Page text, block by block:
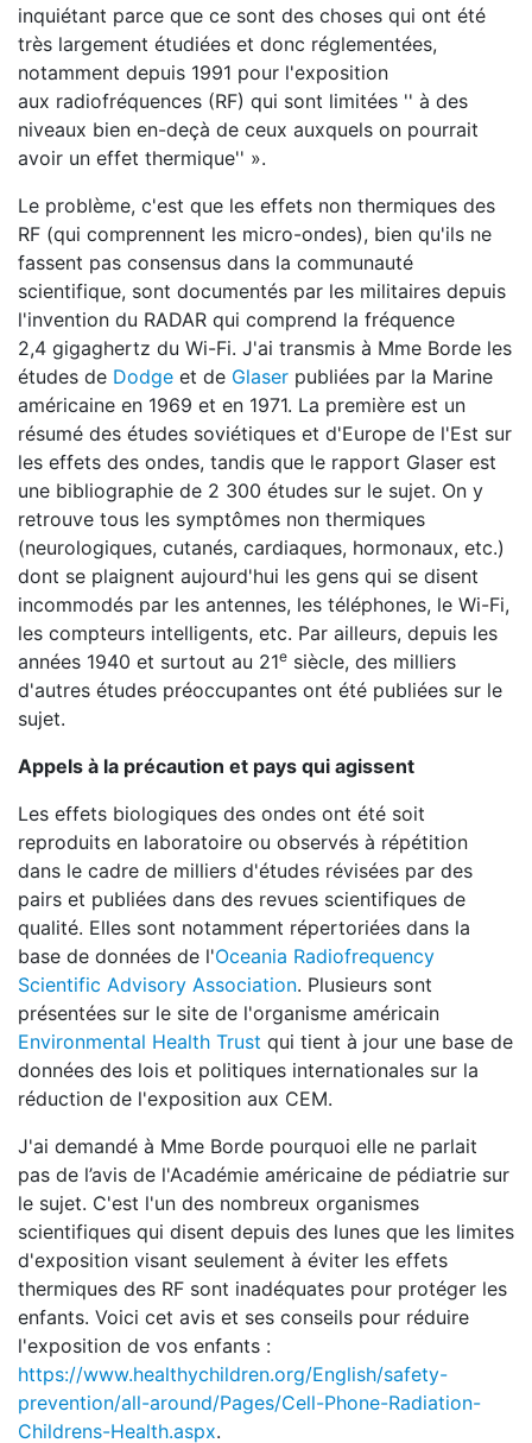
inquiétant parce que ce sont des choses qui ont été
très largement étudiées et donc réglementées,
notamment depuis 1991 pour l'exposition
aux radiofréquences (RF) qui sont limitées '' à des
niveaux bien en-deçà de ceux auxquels on pourrait
avoir un effet thermique'' ».
Le problème, c'est que les effets non thermiques des
RF (qui comprennent les micro-ondes), bien qu'ils ne
fassent pas consensus dans la communauté
scientifique, sont documentés par les militaires depuis
l'invention du RADAR qui comprend la fréquence
2,4 gigaghertz du Wi-Fi. J'ai transmis à Mme Borde les
études de Dodge et de Glaser publiées par la Marine
américaine en 1969 et en 1971. La première est un
résumé des études soviétiques et d'Europe de l'Est sur
les effets des ondes, tandis que le rapport Glaser est
une bibliographie de 2 300 études sur le sujet. On y
retrouve tous les symptômes non thermiques
(neurologiques, cutanés, cardiaques, hormonaux, etc.)
dont se plaignent aujourd'hui les gens qui se disent
incommodés par les antennes, les téléphones, le Wi-Fi,
les compteurs intelligents, etc. Par ailleurs, depuis les
années 1940 et surtout au 21e siècle, des milliers
d'autres études préoccupantes ont été publiées sur le
sujet.
Appels à la précaution et pays qui agissent
Les effets biologiques des ondes ont été soit
reproduits en laboratoire ou observés à répétition
dans le cadre de milliers d'études révisées par des
pairs et publiées dans des revues scientifiques de
qualité. Elles sont notamment répertoriées dans la
base de données de l'Oceania Radiofrequency
Scientific Advisory Association. Plusieurs sont
présentées sur le site de l'organisme américain
Environmental Health Trust qui tient à jour une base de
données des lois et politiques internationales sur la
réduction de l'exposition aux CEM.
J'ai demandé à Mme Borde pourquoi elle ne parlait
pas de l’avis de l'Académie américaine de pédiatrie sur
le sujet. C'est l'un des nombreux organismes
scientifiques qui disent depuis des lunes que les limites
d'exposition visant seulement à éviter les effets
thermiques des RF sont inadéquates pour protéger les
enfants. Voici cet avis et ses conseils pour réduire
l'exposition de vos enfants :
https://www.healthychildren.org/English/safety-
prevention/all-around/Pages/Cell-Phone-Radiation-
Childrens-Health.aspx.